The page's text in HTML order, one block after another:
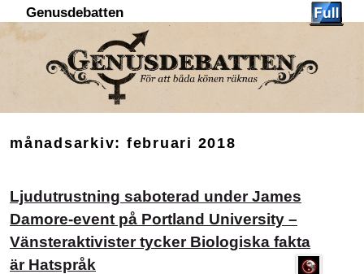
Genusdebatten
månadsarkiv: februari 2018
Ljudutrustning saboterad under James
Damore-event på Portland University –
Vänsteraktivister tycker Biologiska fakta
är Hatspråk